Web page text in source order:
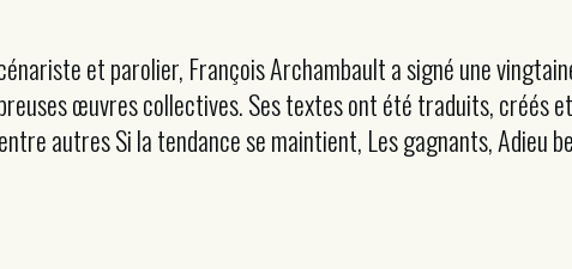
et parolier, François Archambault a signé une
œuvres collectives. Ses textes ont été traduits, créés
autres Si la tendance se maintient, Les gagnants, Adieu